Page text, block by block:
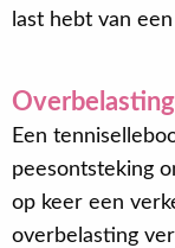
last hebt van
Een
peesontsteking
op keer een
overbelasting